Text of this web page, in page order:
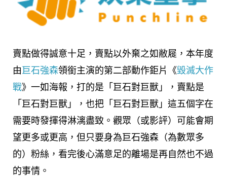
賣點做得誠意十足，賣點以外棄之如敝屣，本年度
由巨石強森領銜主演的第二部動作鉅片《毀滅大作
戰》一如海報，打的是「巨石對巨獸」，賣點是
「巨石對巨獸」，也把「巨石對巨獸」這五個字在
需要時發揮得淋漓盡致。觀眾（或影評）可能會期
望更多或更高，但只要身為巨石強森（為數眾多
的）粉絲，看完後心滿意足的離場是再自然也不過
的事情。